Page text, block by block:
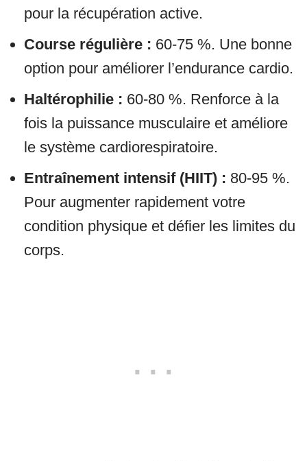
pour la récupération active.
Course régulière : 60-75 %. Une bonne
option pour améliorer l’endurance cardio.
Haltérophilie : 60-80 %. Renforce à la
fois la puissance musculaire et améliore
le système cardiorespiratoire.
Entraînement intensif (HIIT) : 80-95 %.
Pour augmenter rapidement votre
condition physique et défier les limites du
corps.